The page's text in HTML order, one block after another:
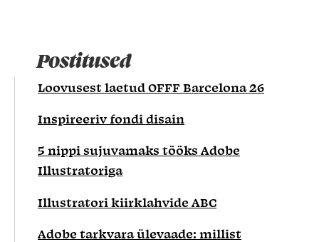
Postitused
Loovusest laetud OFFF Barcelona 26
Inspireeriv fondi disain
5 nippi sujuvamaks tööks Adobe
Illustratoriga
Illustratori kiirklahvide ABC
Adobe tarkvara ülevaade: millist